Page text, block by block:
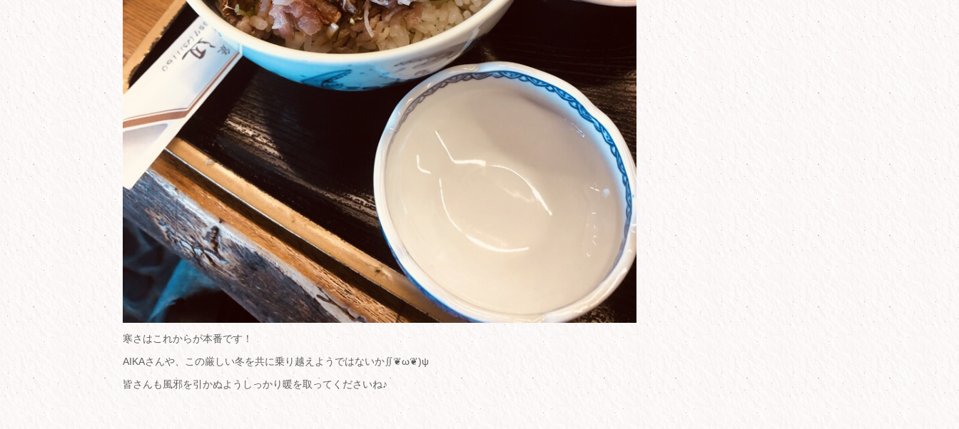
寒さはこれからが本番です！
AIKAさんや、この厳しい冬を共に乗り越えようではないか∬❦ω❦)ψ
皆さんも風邪を引かぬようしっかり暖を取ってくださいね♪